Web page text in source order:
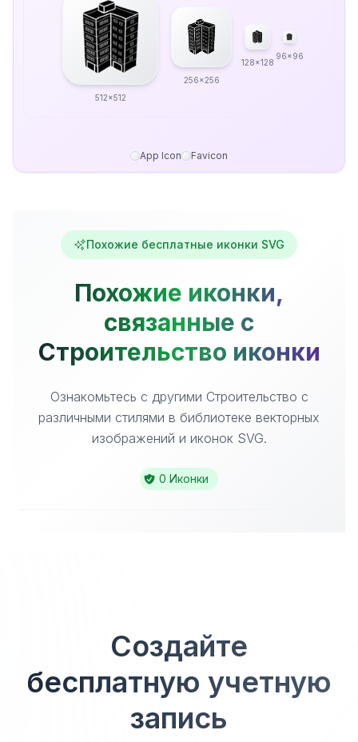
512x512
256x256
128x128
96x96
App Icon Favicon
Похожие бесплатные иконки SVG
Похожие иконки,
связанные с
Строительство иконки
Ознакомьтесь с другими Строительство с
различными стилями в библиотеке векторных
изображений и иконок SVG.
0 Иконки
Создайте
бесплатную учетную
запись